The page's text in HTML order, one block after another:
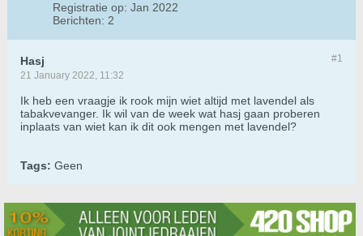
Registratie op: Jan 2022
Berichten: 2
#1
Hasj
21 January 2022, 11:32
Ik heb een vraagje ik rook mijn wiet altijd met lavendel als
tabakvevanger. Ik wil van de week wat hasj gaan proberen
inplaats van wiet kan ik dit ook mengen met lavendel?
Tags: Geen